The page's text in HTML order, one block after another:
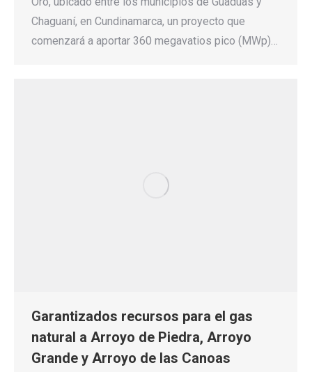
Chaguaní, en Cundinamarca, un proyecto que
comenzará a aportar 360 megavatios pico (MWp)…
Garantizados recursos para el gas
natural a Arroyo de Piedra, Arroyo
Grande y Arroyo de las Canoas